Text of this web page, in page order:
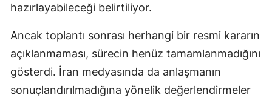
hazırlayabileceği belirtiliyor.
Ancak toplantı sonrası herhangi bir resmi kararın
açıklanmaması, sürecin henüz tamamlanmadığını
gösterdi. İran medyasında da anlaşmanın
sonuçlandırılmadığına yönelik değerlendirmeler